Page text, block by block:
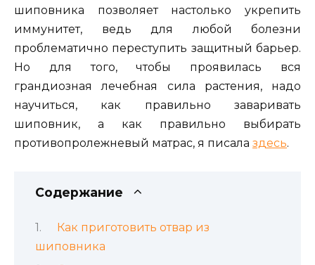
шиповника позволяет настолько укрепить
иммунитет, ведь для любой болезни
проблематично переступить защитный барьер.
Но для того, чтобы проявилась вся
грандиозная лечебная сила растения, надо
научиться, как правильно заваривать
шиповник, а как правильно выбирать
противопролежневый матрас, я писала здесь.
Содержание
Как приготовить отвар из
шиповника